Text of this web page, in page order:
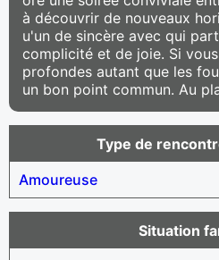
à découvrir de nouveaux
u'un de sincère avec qui
complicité et de joie. Si
profondes autant que les
un bon point commun. Au
Type de
Amoureuse
Situation